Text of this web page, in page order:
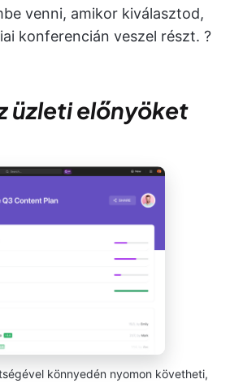
venni, amikor kiválasztod,
konferencián veszel részt. ?
üzleti előnyöket
könnyedén nyomon követheti,